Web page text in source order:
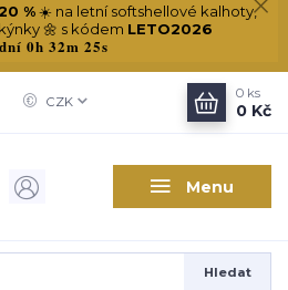
%☀️ na letní softshellové kalhoty,
🌼 s kódem LETO2026
0h 32m 24s
Menu
CZK
Hledat
0 ks
0 Kč